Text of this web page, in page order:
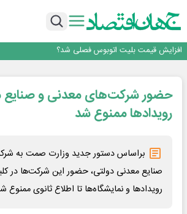
روزنامه ۱۷ مرداد
چرا بدون ثبات ارزی، صنایع بزرگ ایران در بن‌بست باقی
روزنامه ۱۷ مرداد
افزایش قیمت بلیت اتوبوس فصلی شد؟
حضور شرکت‌های معدنی و صنایع
رویدادها ممنوع شد
براساس دستور جدید وزارت صمت به
صنایع معدنی دولتی، حضور این شرکت‌ها در
رویدادها و نمایشگاه‌ها تا اطلاع ثانوی ممنوع